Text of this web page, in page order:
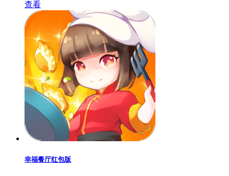
娃娃萌拼无限钥匙版又是一款可爱的在线养女儿小游
戏，眼睛、嘴巴、鼻子全部都有上百种选择。安排好五
官之后就可以开始换装啦，各种娃娃穿的可爱游戏，看
着这个游戏会感觉仿佛自己有个女儿。
养成游戏 2021-01-11 15:09:51
查看